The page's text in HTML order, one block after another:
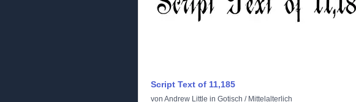
Script Text of 11,185
von Andrew Little in Gotisch / Mittelalterlich